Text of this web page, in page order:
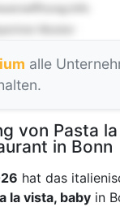
alle
von Pasta
in Bonn
hat das
la vista, baby in